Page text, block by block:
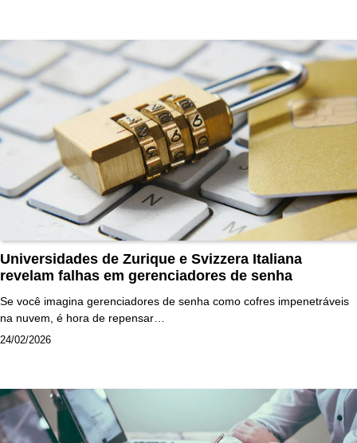
Universidades de Zurique e Svizzera Italiana
revelam falhas em gerenciadores de senha
Se você imagina gerenciadores de senha como cofres impenetráveis
na nuvem, é hora de repensar…
24/02/2026